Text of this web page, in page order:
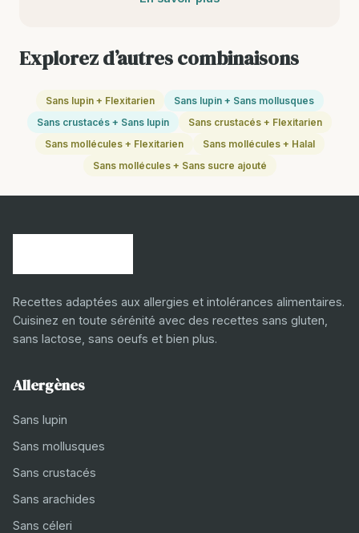
Explorez d’autres combinaisons
Sans lupin + Flexitarien
Sans lupin + Sans mollusques
Sans crustacés + Sans lupin
Sans crustacés + Flexitarien
Sans mollécules + Flexitarien
Sans mollécules + Halal
Sans mollécules + Sans sucre ajouté
Recettes adaptées aux allergies et intolérances alimentaires.
Cuisinez en toute sérénité avec des recettes sans gluten,
sans lactose, sans oeufs et bien plus.
Allergènes
Sans lupin
Sans mollusques
Sans crustacés
Sans arachides
Sans céleri